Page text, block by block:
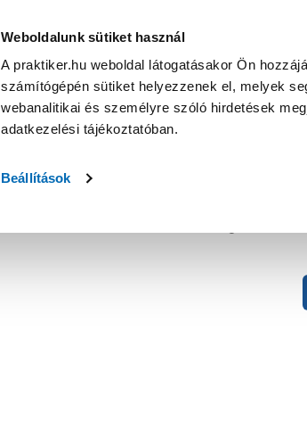
Weboldalunk sütiket használ
A praktiker.hu weboldal látogatásakor Ön
számítógépén sütiket helyezzenek el, melyek
webanalitikai és személyre szóló hirdetések
adatkezelési tájékoztatóban.
Beállítások